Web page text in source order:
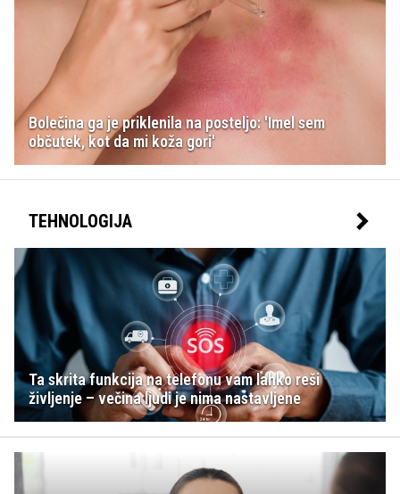
Bolečina ga je priklenila na posteljo: 'Imel sem
občutek, kot da mi koža gori'
TEHNOLOGIJA
Ta skrita funkcija na telefonu vam lahko reši
življenje – večina ljudi je nima nastavljene